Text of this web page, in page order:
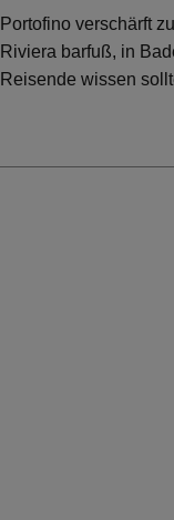
Portofino verschärft
Riviera barfuß, in
Reisende wissen